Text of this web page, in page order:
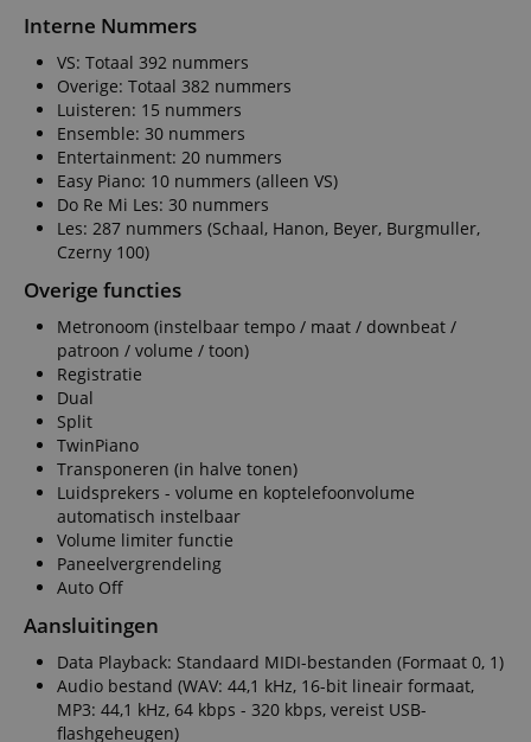
Interne Nummers
VS: Totaal 392 nummers
Overige: Totaal 382 nummers
Luisteren: 15 nummers
Ensemble: 30 nummers
Entertainment: 20 nummers
Easy Piano: 10 nummers (alleen VS)
Do Re Mi Les: 30 nummers
Les: 287 nummers (Schaal, Hanon, Beyer, Burgmuller,
Czerny 100)
Overige functies
Metronoom (instelbaar tempo / maat / downbeat /
patroon / volume / toon)
Registratie
Dual
Split
TwinPiano
Transponeren (in halve tonen)
Luidsprekers - volume en koptelefoonvolume
automatisch instelbaar
Volume limiter functie
Paneelvergrendeling
Auto Off
Aansluitingen
Data Playback: Standaard MIDI-bestanden (Formaat 0, 1)
Audio bestand (WAV: 44,1 kHz, 16-bit lineair formaat,
MP3: 44,1 kHz, 64 kbps - 320 kbps, vereist USB-
flashgeheugen)